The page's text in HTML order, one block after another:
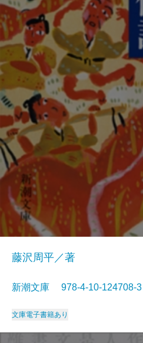
藤沢周平／著
新潮文庫 978-4-10-
文庫電子書籍あり